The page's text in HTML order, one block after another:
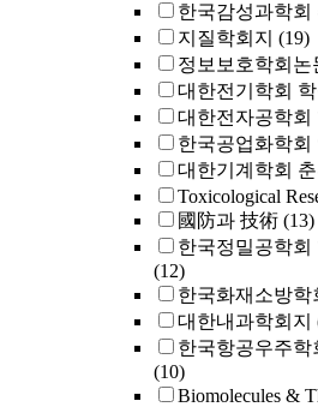
한국감성과학회
지질학회지 (19)
정보보호학회논
대한전기학회
대한전자공학회
한국공업화학회
대한기계학회
Toxicological
國防과 技術 (13)
한국정밀공학회
(12)
한국화재소방학
대한내과학회지
한국항공우주학
(10)
Biomolecules &